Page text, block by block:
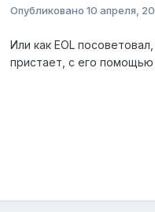
Опубликовано 10 апреля,
Или как EOL
пристает, с его помощью